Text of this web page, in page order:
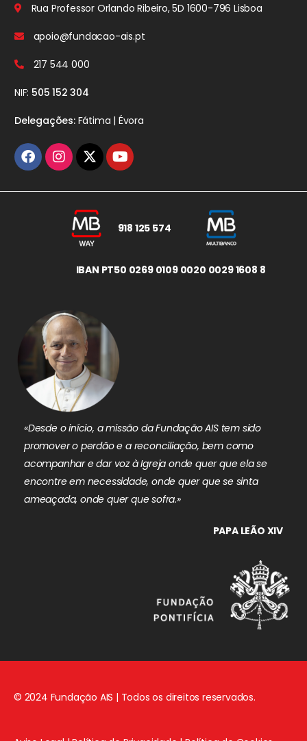
Rua Professor Orlando Ribeiro, 5D 1600-796 Lisboa
apoio@fundacao-ais.pt
217 544 000
NIF: 505 152 304
Delegações:Fátima | Évora
918 125 574
IBAN PT50 0269 0109 0020 0029 1608 8
«Desde o início, a missão da Fundação AIS tem sido
promover o perdão e a reconciliação, bem como
acompanhar e dar voz à Igreja onde quer que ela se
encontre em necessidade, onde quer que se sinta
ameaçada, onde quer que sofra.»
PAPA LEÃO XIV
© 2024 Fundação AIS | Todos os direitos reservados.